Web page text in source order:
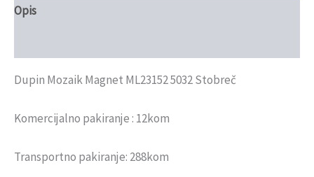
Opis
Dupin Mozaik Magnet ML23152 5032 Stobreč
Komercijalno pakiranje : 12kom
Transportno pakiranje: 288kom